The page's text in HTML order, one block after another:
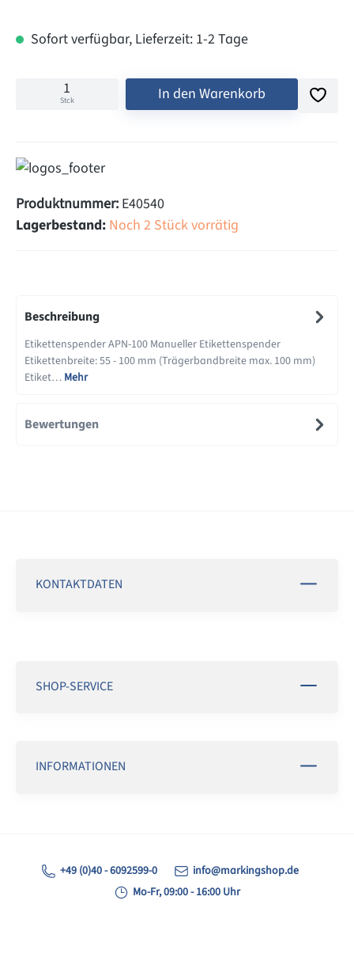
Sofort verfügbar, Lieferzeit: 1-2 Tage
Stck In den Warenkorb
Produktnummer: E40540
Lagerbestand: Noch 2 Stück vorrätig
Beschreibung
Etikettenspender APN-100 Manueller Etikettenspender
Etikettenbreite: 55 - 100 mm (Trägerbandbreite max. 100 mm)
Etiket… Mehr
Bewertungen
KONTAKTDATEN
SHOP-SERVICE
INFORMATIONEN
+49 (0)40 - 6092599-0
info@markingshop.de
Mo-Fr, 09:00 - 16:00 Uhr